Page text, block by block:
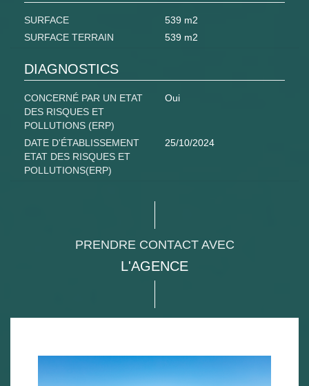
SURFACE
539 m2
SURFACE TERRAIN
539 m2
DIAGNOSTICS
CONCERNÉ PAR UN ETAT
DES RISQUES ET
POLLUTIONS (ERP)
Oui
DATE D'ÉTABLISSEMENT
ETAT DES RISQUES ET
POLLUTIONS(ERP)
25/10/2024
PRENDRE CONTACT AVEC
L'AGENCE